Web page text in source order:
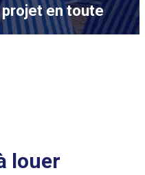
en toute
louer